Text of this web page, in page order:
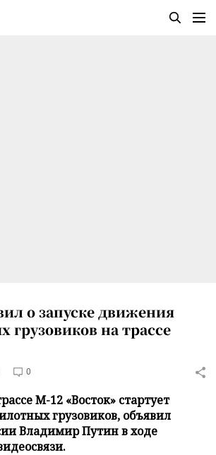
о запуске движения
грузовиков на трассе
0
М-12 «Восток» стартует
грузовиков, объявил
Владимир Путин в ходе